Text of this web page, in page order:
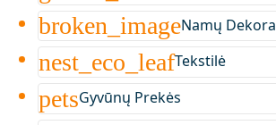
broken_imageNamų
nest_eco_leafTekstilė
petsGyvūnų Prekės